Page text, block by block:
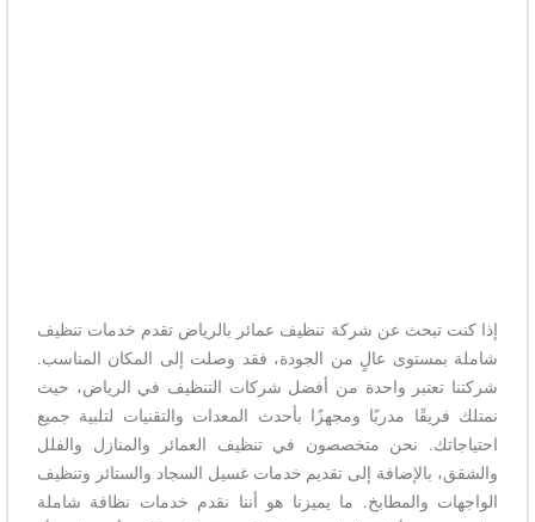
إذا كنت تبحث عن شركة تنظيف عمائر بالرياض تقدم خدمات تنظيف
شاملة بمستوى عالٍ من الجودة، فقد وصلت إلى المكان المناسب.
شركتنا تعتبر واحدة من أفضل شركات التنظيف في الرياض، حيث
نمتلك فريقًا مدربًا ومجهزًا بأحدث المعدات والتقنيات لتلبية جميع
احتياجاتك. نحن متخصصون في تنظيف العمائر والمنازل والفلل
والشقق، بالإضافة إلى تقديم خدمات غسيل السجاد والستائر وتنظيف
الواجهات والمطابخ. ما يميزنا هو أننا نقدم خدمات نظافة شاملة